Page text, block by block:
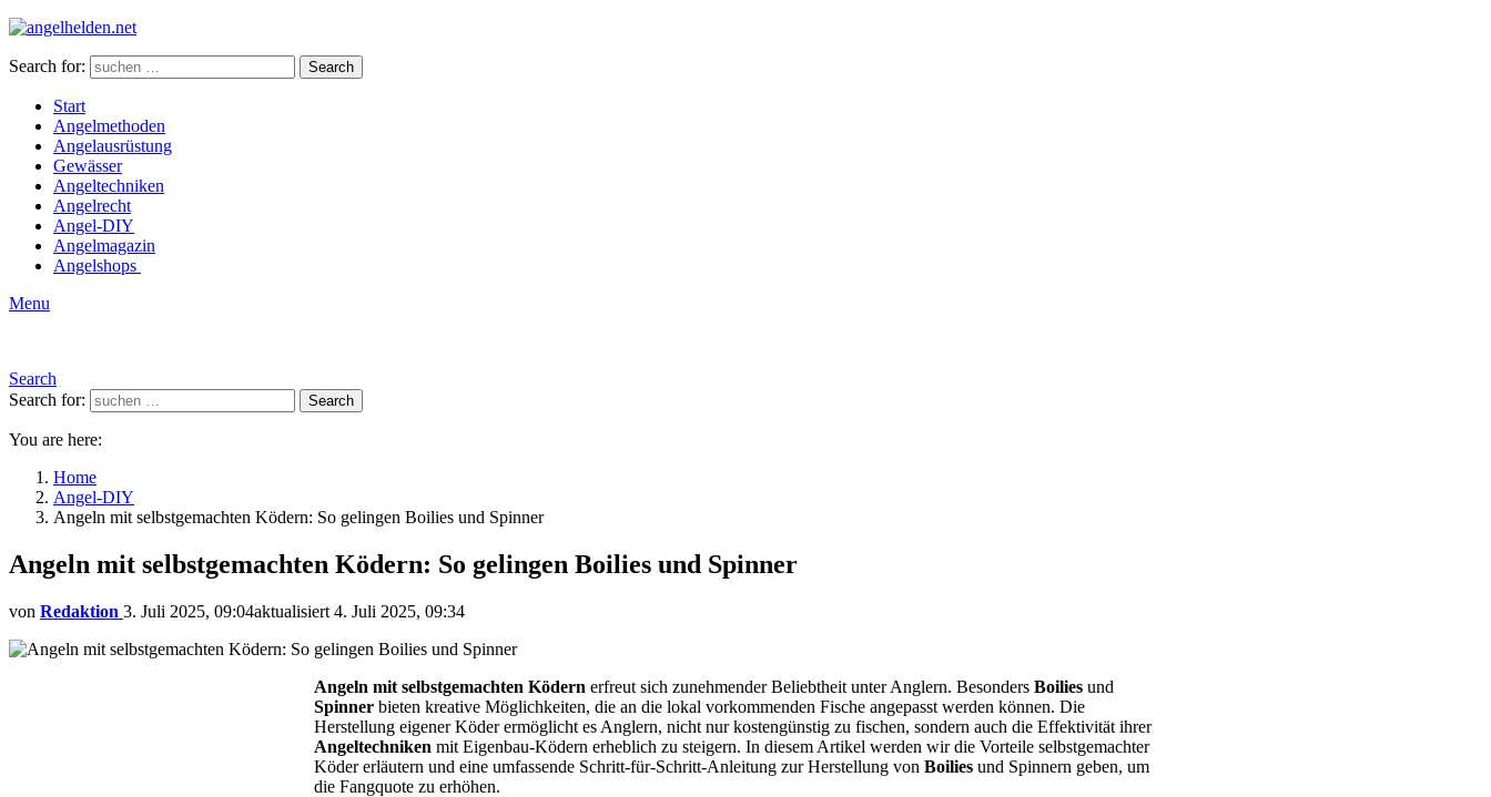
Search for: Search
Start
Angelmethoden
Angelausrüstung
Gewässer
Angeltechniken
Angelrecht
Angel-DIY
Angelmagazin
Angelshops
Menu
Search
Search for:
Search
You are here:
Home
Angel-DIY
Angeln mit selbstgemachten Ködern: So gelingen Boilies und Spinner
Angeln mit selbstgemachten Ködern: So gelingen Boilies und Spinner
von Redaktion 3. Juli 2025, 09:04aktualisiert 4. Juli 2025, 09:34
Angeln mit selbstgemachten Ködern erfreut sich zunehmender Beliebtheit unter Anglern. Besonders Boilies und
Spinner bieten kreative Möglichkeiten, die an die lokal vorkommenden Fische angepasst werden können. Die
Herstellung eigener Köder ermöglicht es Anglern, nicht nur kostengünstig zu fischen, sondern auch die Effektivität ihrer
Angeltechniken mit Eigenbau-Ködern erheblich zu steigern. In diesem Artikel werden wir die Vorteile selbstgemachter
Köder erläutern und eine umfassende Schritt-für-Schritt-Anleitung zur Herstellung von Boilies und Spinnern geben, um
die Fangquote zu erhöhen.